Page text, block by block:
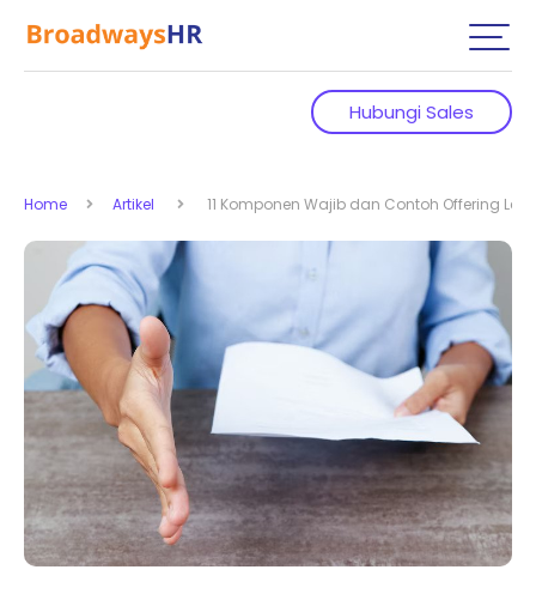
Hubungi Sales
Home Artikel 11 Komponen Wajib dan Contoh Offering